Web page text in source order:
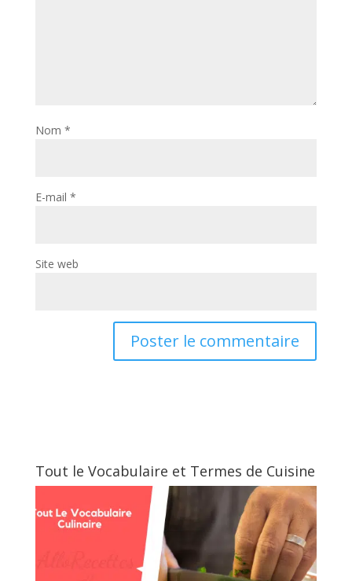
Nom *
E-mail *
Site web
Tout le Vocabulaire et Termes de Cuisine